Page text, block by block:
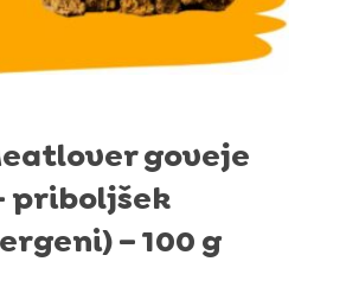
goveje
priboljšek
– 100 g